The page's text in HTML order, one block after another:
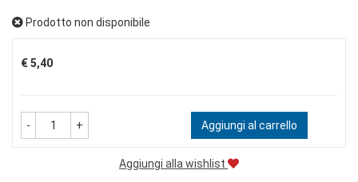
Prodotto non disponibile
Prezzo
€ 5,40
- + Aggiungi al carrello
Aggiungi alla wishlist